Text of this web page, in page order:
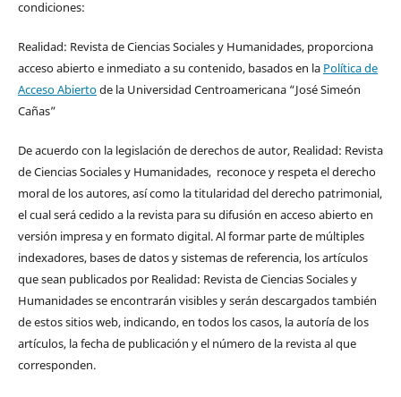
condiciones:
Realidad: Revista de Ciencias Sociales y Humanidades, proporciona
acceso abierto e inmediato a su contenido, basados en la Política de
Acceso Abiertode la Universidad Centroamericana “José Simeón
Cañas”
De acuerdo con la legislación de derechos de autor, Realidad: Revista
de Ciencias Sociales y Humanidades, reconoce y respeta el derecho
moral de los autores, así como la titularidad del derecho patrimonial,
el cual será cedido a la revista para su difusión en acceso abierto en
versión impresa y en formato digital. Al formar parte de múltiples
indexadores, bases de datos y sistemas de referencia, los artículos
que sean publicados por Realidad: Revista de Ciencias Sociales y
Humanidades se encontrarán visibles y serán descargados también
de estos sitios web, indicando, en todos los casos, la autoría de los
artículos, la fecha de publicación y el número de la revista al que
corresponden.